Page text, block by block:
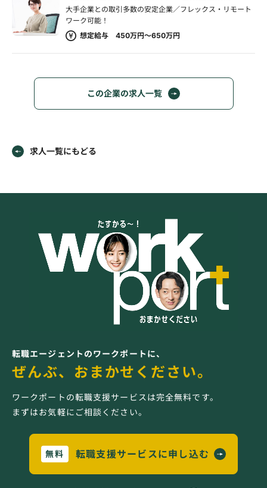
大手企業との取引多数の安定企業／フレックス・リモート
ワーク可能！
想定給与 450万円～650万円
この企業の求人一覧
求人一覧にもどる
転職エージェントのワークポートに、
ぜんぶ、おまかせください。
ワークポートの転職支援サービスは完全無料です。
まずはお気軽にご相談ください。
無料 転職支援サービスに申し込む